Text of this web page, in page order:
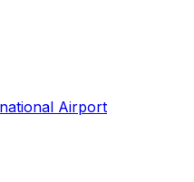
Airport